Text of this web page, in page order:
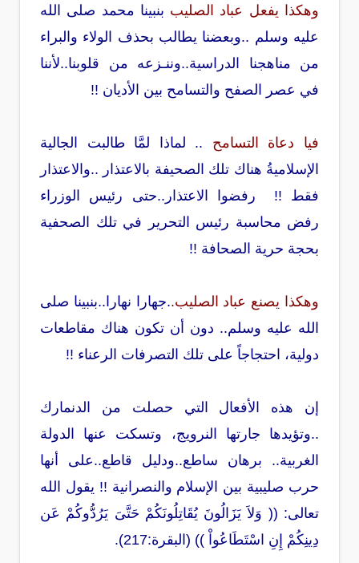
وهكذا يفعل عباد الصليب بنبينا محمد صلى الله
عليه وسلم ..وبعضنا يطالب بحذف الولاء والبراء
من مناهجنا الدراسية..وننـزعه من قلوبنا..لأننا
في عصر الصفح والتسامح بين الأديان !!
فيا دعاة التسامح .. لماذا لمَّا طالبت الجالية
الإسلاميةُ هناك تلك الصحيفة بالاعتذار ..والاعتذار
فقط !! رفضوا الاعتذار..حتى رئيس الوزراء
رفض محاسبة رئيس التحرير في تلك الصحفية
بحجة حرية الصحافة !!
وهكذا يصنع عباد الصليب..جهارا نهارا..بنبينا صلى
الله عليه وسلم.. دون أن تكون هناك مقاطعات
دولية، احتجاجاً على تلك التصرفات الرعناء !!
إن هذه الأفعال التي حصلت من الدنمارك
..وتؤيدها جارتها النرويج، وتسكت عنها الدولة
الغربية.. برهان ساطع..ودليل قاطع..على أنها
حرب صليبية بين الإسلام والنصرانية !! يقول الله
تعالى: (( وَلاَ يَزَالُونَ يُقَاتِلُونَكُمْ حَتَّىَ يَرُدُّوكُمْ عَن
دِينِكُمْ إِنِ اسْتَطَاعُواْ )) (البقرة:217).